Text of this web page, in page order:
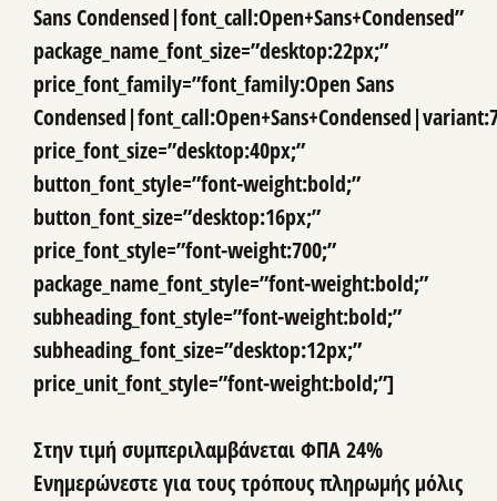
Sans Condensed|font_call:Open+Sans+Condensed”
package_name_font_size=”desktop:22px;”
price_font_family=”font_family:Open Sans
price_font_size=”desktop:40px;”
button_font_style=”font-weight:bold;”
button_font_size=”desktop:16px;”
price_font_style=”font-weight:700;”
package_name_font_style=”font-weight:bold;”
subheading_font_style=”font-weight:bold;”
subheading_font_size=”desktop:12px;”
price_unit_font_style=”font-weight:bold;”]
Στην τιμή συμπεριλαμβάνεται ΦΠΑ 24%
Ενημερώνεστε για τους τρόπους πληρωμής μόλις